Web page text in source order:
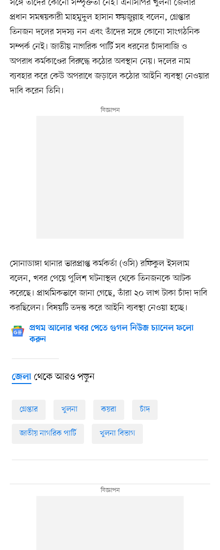
সঙ্গে তাদের কোনো সম্পৃক্ততা নেই। এনসিপির খুলনা জেলার
প্রধান সমন্বয়কারী মাহমুদুল হাসান ফয়জুল্লাহ বলেন, গ্রেপ্তার
তিনজন দলের সদস্য নন এবং তাঁদের সঙ্গে কোনো সাংগঠনিক
সম্পর্ক নেই। জাতীয় নাগরিক পার্টি সব ধরনের চাঁদাবাজি ও
অপরাধ কর্মকাণ্ডের বিরুদ্ধে কঠোর অবস্থান নেয়। দলের নাম
ব্যবহার করে কেউ অপরাধে জড়ালে কঠোর আইনি ব্যবস্থা নেওয়ার
দাবি করেন তিনি।
সোনাডাঙ্গা থানার ভারপ্রাপ্ত কর্মকর্তা (ওসি) রফিকুল ইসলাম
বলেন, খবর পেয়ে পুলিশ ঘটনাস্থল থেকে তিনজনকে আটক
করেছে। প্রাথমিকভাবে জানা গেছে, তাঁরা ২০ লাখ টাকা চাঁদা দাবি
করছিলেন। বিষয়টি তদন্ত করে আইনি ব্যবস্থা নেওয়া হচ্ছে।
প্রথম আলোর খবর পেতে গুগল নিউজ চ্যানেল ফলো
করুন
জেলাথেকে আরও পড়ুন
গ্রেপ্তার খুলনা কয়রা চাঁদ
জাতীয় নাগরিক পার্টি খুলনা বিভাগ